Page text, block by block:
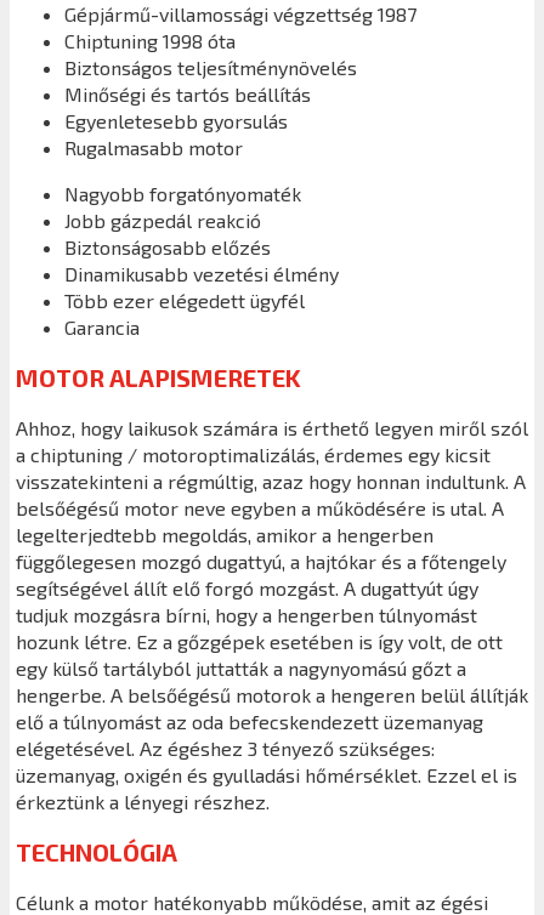
Gépjármű-villamossági végzettség 1987
Chiptuning 1998 óta
Biztonságos teljesítménynövelés
Minőségi és tartós beállítás
Egyenletesebb gyorsulás
Rugalmasabb motor
Nagyobb forgatónyomaték
Jobb gázpedál reakció
Biztonságosabb előzés
Dinamikusabb vezetési élmény
Több ezer elégedett ügyfél
Garancia
MOTOR ALAPISMERETEK
Ahhoz, hogy laikusok számára is érthető legyen miről szól
a chiptuning / motoroptimalizálás, érdemes egy kicsit
visszatekinteni a régmúltig, azaz hogy honnan indultunk. A
belsőégésű motor neve egyben a működésére is utal. A
legelterjedtebb megoldás, amikor a hengerben
függőlegesen mozgó dugattyú, a hajtókar és a főtengely
segítségével állít elő forgó mozgást. A dugattyút úgy
tudjuk mozgásra bírni, hogy a hengerben túlnyomást
hozunk létre. Ez a gőzgépek esetében is így volt, de ott
egy külső tartályból juttatták a nagynyomású gőzt a
hengerbe. A belsőégésű motorok a hengeren belül állítják
elő a túlnyomást az oda befecskendezett üzemanyag
elégetésével. Az égéshez 3 tényező szükséges:
üzemanyag, oxigén és gyulladási hőmérséklet. Ezzel el is
érkeztünk a lényegi részhez.
TECHNOLÓGIA
Célunk a motor hatékonyabb működése, amit az égési